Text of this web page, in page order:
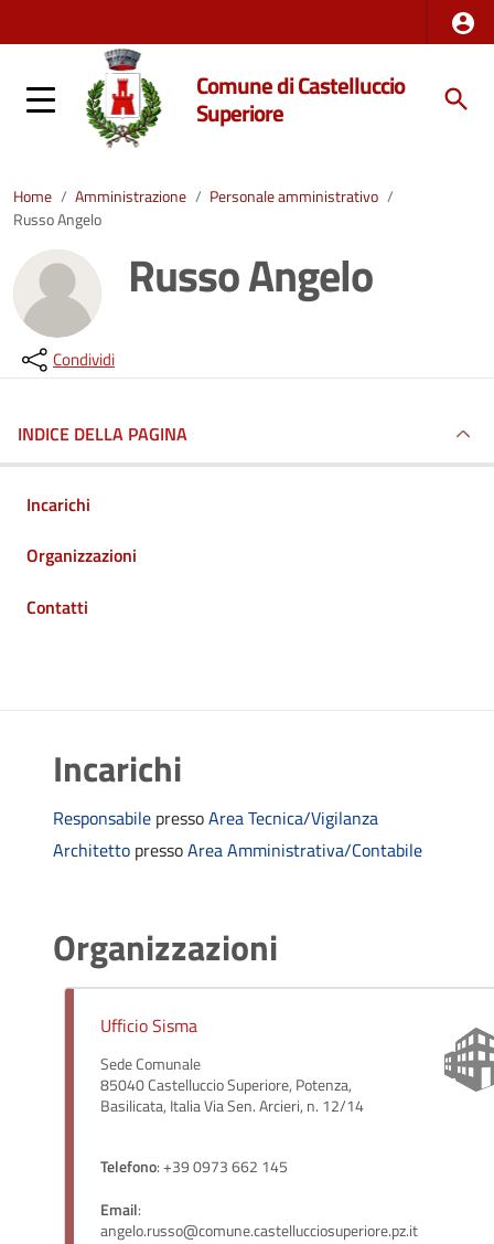
Comune di Castelluccio
Superiore
Home / Amministrazione / Personale amministrativo /
Russo Angelo
Russo Angelo
Condividi
INDICE DELLA PAGINA
Incarichi
Organizzazioni
Contatti
Incarichi
Responsabile pressoArea Tecnica/Vigilanza
Architetto pressoArea Amministrativa/Contabile
Organizzazioni
Ufficio Sisma
Sede Comunale
85040 Castelluccio Superiore, Potenza,
Basilicata, Italia Via Sen. Arcieri, n. 12/14
Telefono: +39 0973 662 145
Email:
angelo.russo@comune.castellucciosuperiore.pz.it